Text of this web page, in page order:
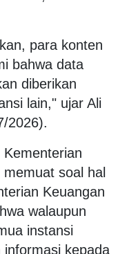
para konten
bahwa data
diberikan
lain," ujar Ali
2026).
soal hal
Keuangan
walaupun
instansi
informasi kepada